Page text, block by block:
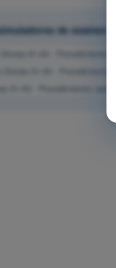
de examen
A1-A3 - Procedimientos